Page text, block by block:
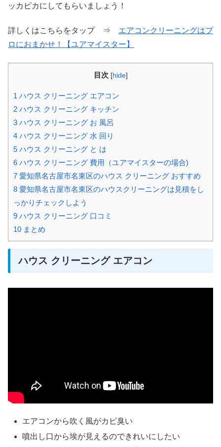
ッカピカにしてもらいましょう！
詳しくはこちらをタップ ⇒ エアコンクリーニングはプ
ロにおまかせ！【ユアマイスター】
目次 [hide]
1 ハウス クリーニング エアコン
2 ハウス クリーニング キッチン
3 ハウス クリーニング お 風呂
4 ハウス クリーニング 水 回り
5 ハウス クリーニング と は
6 ハウス クリーニング 費用（ユアマイスターの場合)
7 愛知県名古屋市名東区のハウス クリーニング おすすめ
8 愛知県名古屋市名東区のハウスクリーニングは見積をし
っかりチェックしよう
9 ハウス クリーニング 口コミ
10 まとめ
ハウス クリーニング エアコン
エアコンから吹く風がカビ臭い
噴出し口から埃が見えるのできれいにしたい